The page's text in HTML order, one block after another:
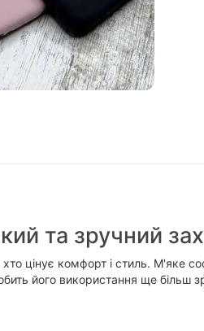
та зручний
цінує комфорт і стиль. М'яке
його використання ще більш